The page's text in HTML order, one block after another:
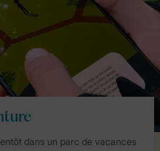
dans un parc de vacances